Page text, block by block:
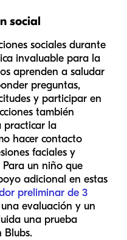
social
sociales durante
invaluable para la
aprenden a saludar
preguntas,
y participar en
también
practicar la
hacer contacto
faciales y
un niño que
adicional en estas
preliminar de 3
evaluación y un
una prueba
Blubs.